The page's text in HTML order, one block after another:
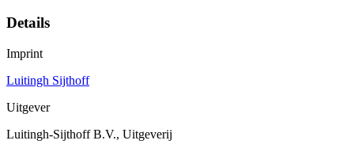
Details
Imprint
Luitingh Sijthoff
Uitgever
Luitingh-Sijthoff B.V., Uitgeverij